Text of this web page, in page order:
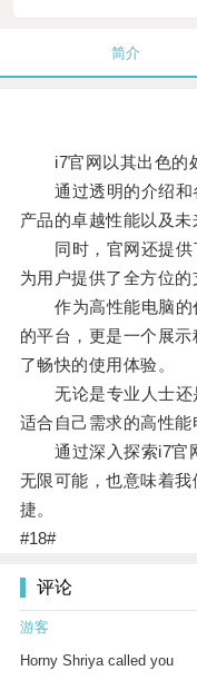
简介
i7官网以其出色的处
通过透明的介绍和
产品的卓越性能以及未
同时，官网还提供
为用户提供了全方位的
作为高性能电脑的
的平台，更是一个展
了畅快的使用体验。
无论是专业人士还
适合自己需求的高性能
通过深入探索i7官网
无限可能，也意味着
捷。
#18#
评论
游客
Horny Shriya called you